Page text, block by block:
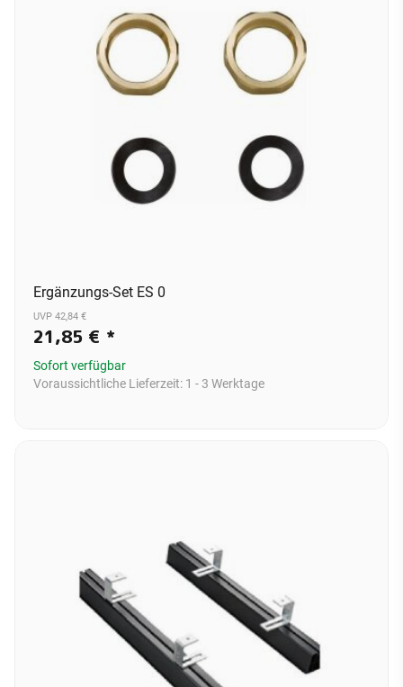
Ergänzungs-Set ES 0
UVP 42,84 €
21,85 € *
Sofort verfügbar
Voraussichtliche Lieferzeit: 1 - 3 Werktage